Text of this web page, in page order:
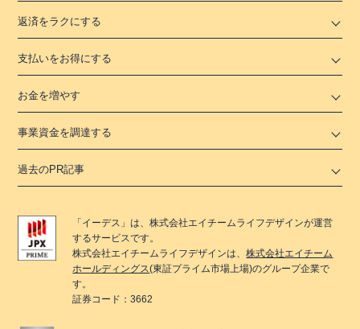
返済をラクにする
支払いをお得にする
お金を増やす
事業資金を調達する
過去のPR記事
「 イーデス 」は、株式会社エイチームライフデザインが運営
するサービスです。
株式会社エイチームライフデザインは、株式会社エイチーム
ホールディングス(東証プライム市場上場)のグループ企業で
す。
証券コード：3662